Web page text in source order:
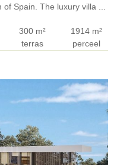
Spain. The luxury villa ...
300 m²
terras
1914 m²
perceel